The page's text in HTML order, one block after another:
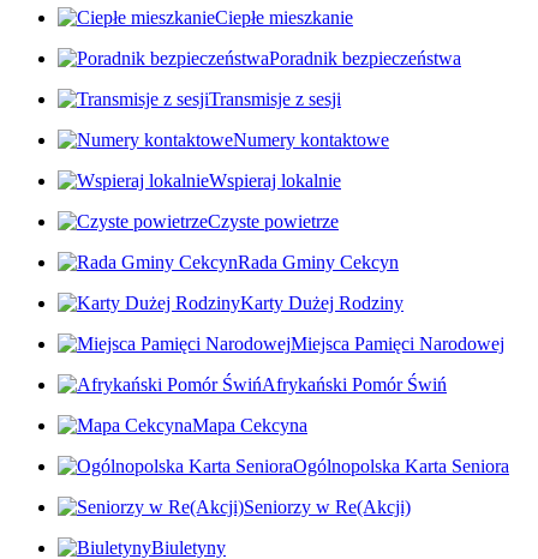
Ciepłe mieszkanie
Poradnik bezpieczeństwa
Transmisje z sesji
Numery kontaktowe
Wspieraj lokalnie
Czyste powietrze
Rada Gminy Cekcyn
Karty Dużej Rodziny
Miejsca Pamięci Narodowej
Afrykański Pomór Świń
Mapa Cekcyna
Ogólnopolska Karta Seniora
Seniorzy w Re(Akcji)
Biuletyny